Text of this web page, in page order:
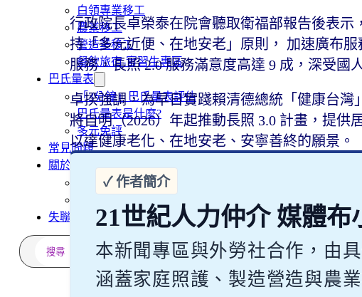
白領專業移工
農業移工
營造業移工
餐飲旅宿-實習生專區
巴氏量表
「3分鐘」巴氏量表評估
巴氏量表是什麼?
多元免評
常見問題
關於我們
案例分享
失聯協尋
行政院長卓榮泰在院會聽取衛福部報告後表示
持「多元近便、在地安老」原則， 加速廣布
服務，長照 2.0 服務滿意度高達 9 成，深受國
卓揆強調，為早日實踐賴清德總統「健康台灣
將自明（2026）年起推動長照 3.0 計畫，提供
以達健康老化、在地安老、安寧善終的願景。
21世紀人力仲介 媒體布
本新聞專區與外勞社合作，由
涵蓋家庭照護、製造營造與農